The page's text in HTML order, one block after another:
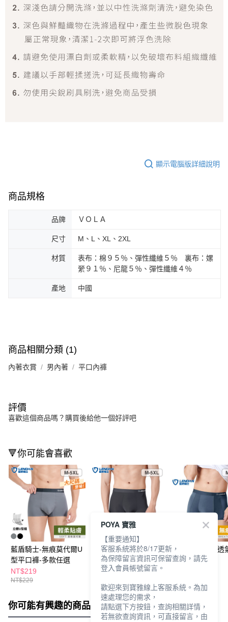
顯示電腦版詳細說明
商品規格
品牌 ＶＯＬＡ
尺寸 M、L、XL、2XL
材質
表布：棉９５％、彈性纖維５％ 裏布：嫘
縈９１％、尼龍５％、彈性纖維４％
產地 中國
商品相關分類 (1)
內著衣賞 男內著 平口內褲
評價
喜歡這個商品嗎？購買後給他一個好評吧
🔻你可能會喜歡
藍盾騎士-無痕莫代爾U
型平口褲-多款任選
NT$219
NT$229
藍盾騎士-無痕冰絲U型
平口褲
NT$199
藍盾騎士-無痕透
平口褲
你可能有興趣的商品 全站排行
POYA 寶雅
【重要通知】
客服系統將於8/17更新，
為保障留言資訊可保留查詢，請先
登入會員帳號留言。
歡迎來到寶雅線上客服系統。為加
速處理您的需求，
請點選下方按鈕，查詢相關詳情，
若無欲查詢資訊，可直接留言，由